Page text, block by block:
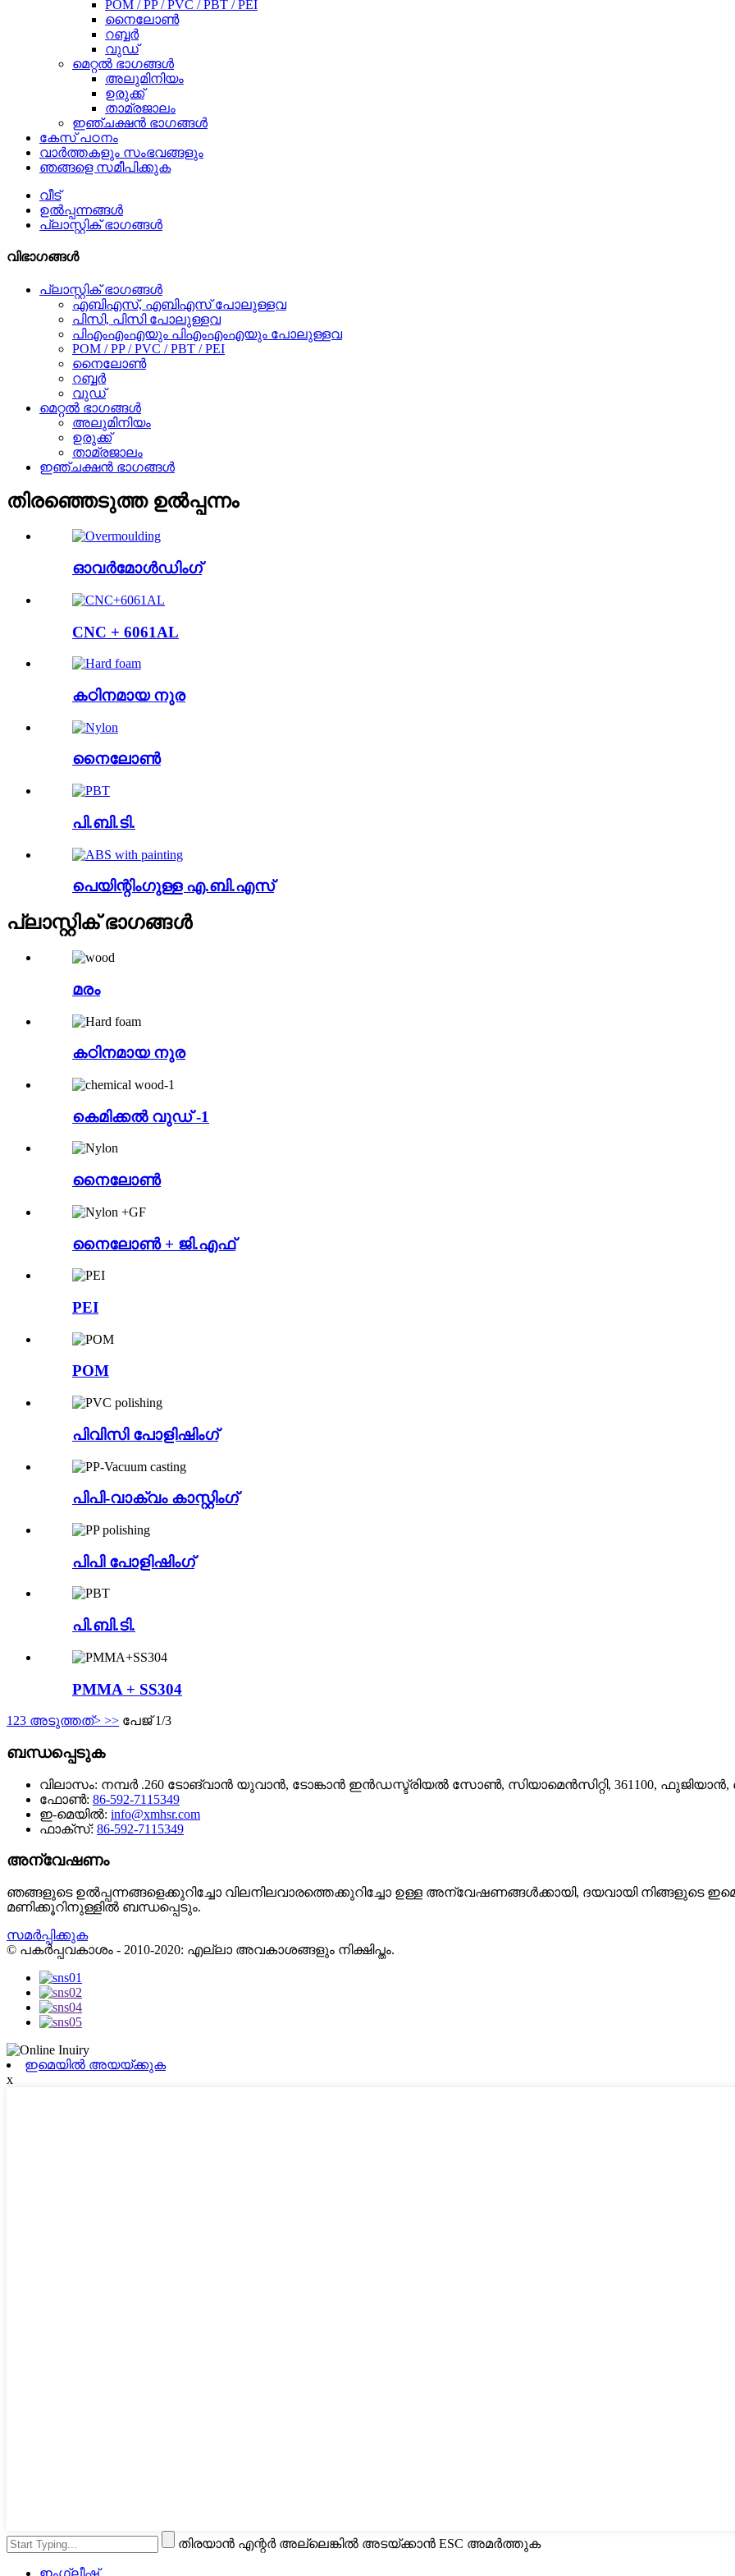
POM / PP / PVC / PBT / PEI
നൈലോൺ
റബ്ബർ
വുഡ്
മെറ്റൽ ഭാഗങ്ങൾ
അലുമിനിയം
ഉരുക്ക്
താമ്രജാലം
ഇഞ്ചക്ഷൻ ഭാഗങ്ങൾ
കേസ് പഠനം
വാർത്തകളും സംഭവങ്ങളും
ഞങ്ങളെ സമീപിക്കുക
വീട്
ഉൽപ്പന്നങ്ങൾ
പ്ലാസ്റ്റിക് ഭാഗങ്ങൾ
വിഭാഗങ്ങൾ
പ്ലാസ്റ്റിക് ഭാഗങ്ങൾ
എബി‌എസ്, എ‌ബി‌എസ് പോലുള്ളവ
പിസി, പിസി പോലുള്ളവ
പി‌എം‌എം‌എയും പി‌എം‌എം‌എയും പോലുള്ളവ
POM / PP / PVC / PBT / PEI
നൈലോൺ
റബ്ബർ
വുഡ്
മെറ്റൽ ഭാഗങ്ങൾ
അലുമിനിയം
ഉരുക്ക്
താമ്രജാലം
ഇഞ്ചക്ഷൻ ഭാഗങ്ങൾ
തിരഞ്ഞെടുത്ത ഉൽപ്പന്നം
ഓവർമോൾഡിംഗ്
CNC + 6061AL
കഠിനമായ നുര
നൈലോൺ
പി.ബി.ടി.
പെയിന്റിംഗുള്ള എ.ബി.എസ്
പ്ലാസ്റ്റിക് ഭാഗങ്ങൾ
മരം
കഠിനമായ നുര
കെമിക്കൽ വുഡ് -1
നൈലോൺ
നൈലോൺ + ജി.എഫ്
PEI
POM
പിവിസി പോളിഷിംഗ്
പിപി-വാക്വം കാസ്റ്റിംഗ്
പിപി പോളിഷിംഗ്
പി.ബി.ടി.
PMMA + SS304
1 23 അടുത്തത്> >> പേജ് 1/3
ബന്ധപ്പെടുക
വിലാസം: നമ്പർ .260 ടോങ്‌വാൻ യുവാൻ, ടോങ്കാൻ ഇൻഡസ്ട്രിയൽ സോൺ, സിയാമെൻസിറ്റി, 361100,
ഫോൺ: 86-592-7115349
ഇ-മെയിൽ: info@xmhsr.com
ഫാക്സ്: 86-592-7115349
അന്വേഷണം
ഞങ്ങളുടെ ഉൽ‌പ്പന്നങ്ങളെക്കുറിച്ചോ വിലനിലവാരത്തെക്കുറിച്ചോ ഉള്ള അന്വേഷണങ്ങൾ‌ക്കായി, ദയവായി
മണിക്കൂറിനുള്ളിൽ‌ ബന്ധപ്പെടും.
സമർപ്പിക്കുക
© പകർപ്പവകാശം - 2010-2020: എല്ലാ അവകാശങ്ങളും നിക്ഷിപ്തം.
ഇമെയിൽ അയയ്ക്കുക
x
തിരയാൻ എന്റർ അല്ലെങ്കിൽ അടയ്‌ക്കാൻ ESC അമർത്തുക